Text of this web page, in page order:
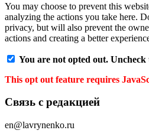
You may choose to prevent this
analyzing the actions you take here.
privacy, but will also prevent the
actions and creating a better
You are not opted out.
This opt out feature requires
Связь с редакцией
en@lavrynenko.ru